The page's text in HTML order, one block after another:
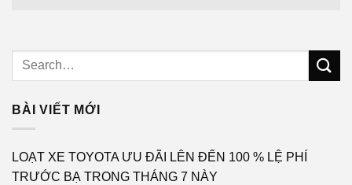
BÀI VIẾT MỚI
LOẠT XE TOYOTA ƯU ĐÃI LÊN ĐẾN 100 % LỆ PHÍ
TRƯỚC BẠ TRONG THÁNG 7 NÀY